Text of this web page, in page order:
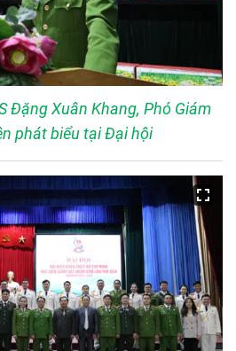
Đặng Xuân Khang, Phó Giám
phát biểu tại Đại hội